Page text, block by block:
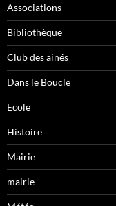
Associations
Bibliothèque
Club des ainés
Dans le Boucle
Ecole
Histoire
Mairie
mairie